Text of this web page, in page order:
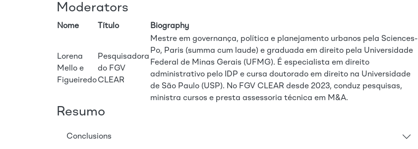
Moderators
Nome Título Biography
Lorena
Mello e
Figueiredo
Pesquisadora
do FGV
CLEAR
Mestre em governança, política e planejamento urbanos pela Sciences-
Po, Paris (summa cum laude) e graduada em direito pela Universidade
Federal de Minas Gerais (UFMG). É especialista em direito
administrativo pelo IDP e cursa doutorado em direito na Universidade
de São Paulo (USP). No FGV CLEAR desde 2023, conduz pesquisas,
ministra cursos e presta assessoria técnica em M&A.
Resumo
Conclusions